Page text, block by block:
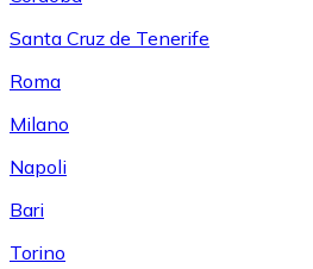
Santa Cruz de Tenerife
Roma
Milano
Napoli
Bari
Torino